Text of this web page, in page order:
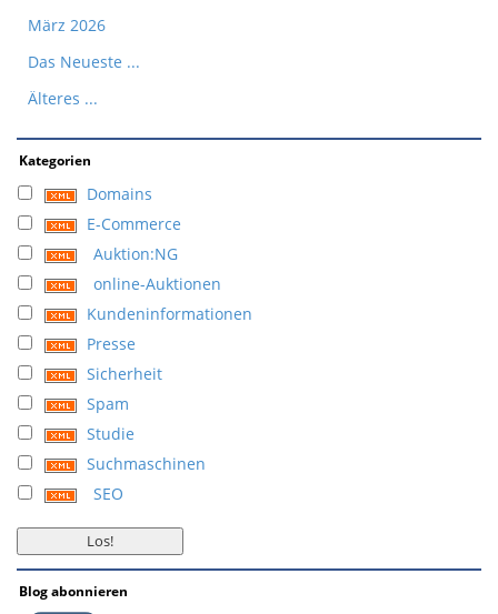
März 2026
Das Neueste ...
Älteres ...
Kategorien
Domains
E-Commerce
Auktion:NG
online-Auktionen
Kundeninformationen
Presse
Sicherheit
Spam
Studie
Suchmaschinen
SEO
Blog abonnieren